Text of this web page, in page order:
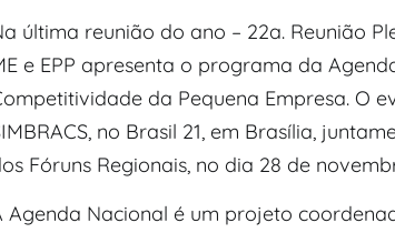
última reunião do ano – 22a. Reunião
e EPP apresenta o programa da
da Pequena Empresa. O
no Brasil 21, em Brasília,
Fóruns Regionais, no dia 28 de
Agenda Nacional é um projeto